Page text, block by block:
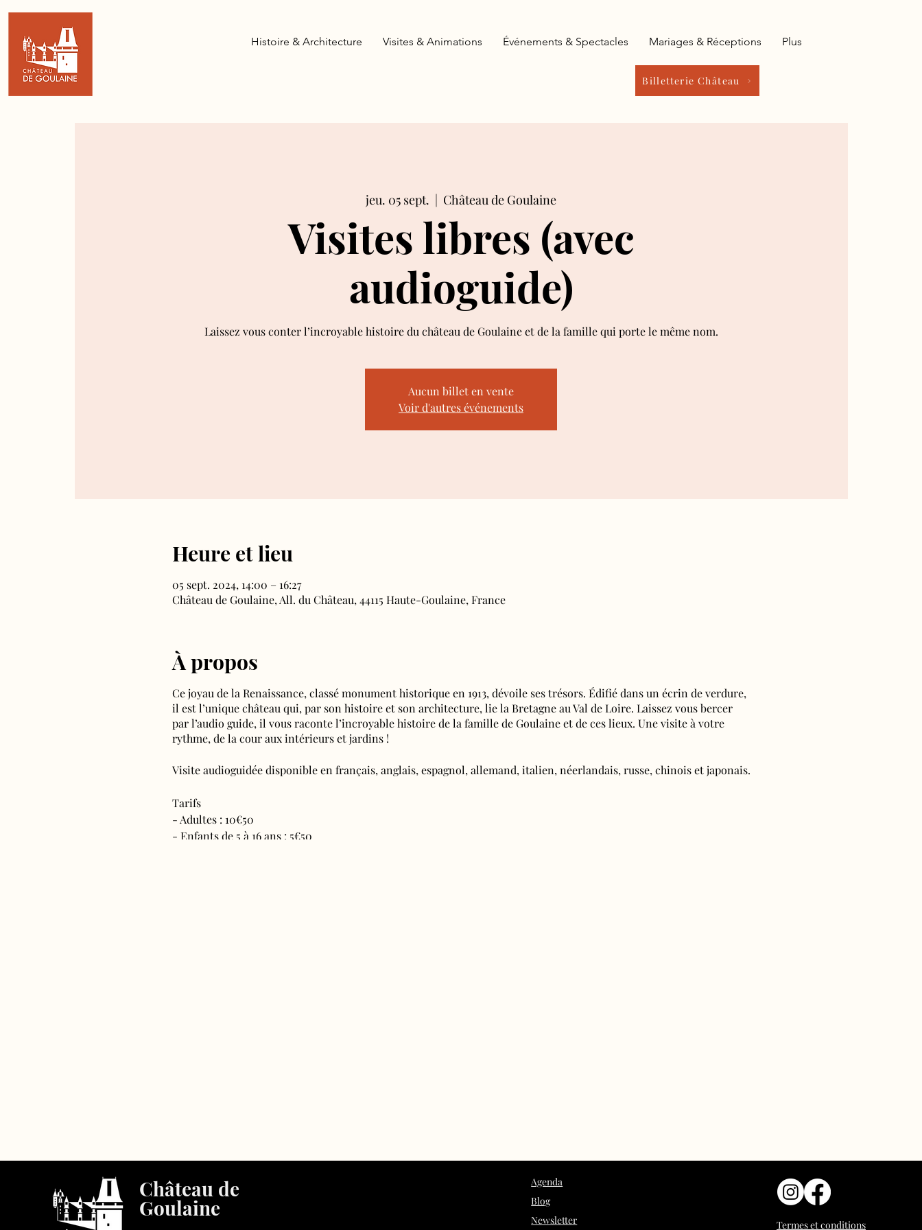
Billetterie Château
Histoire & Architecture Visites & Animations Événements & Spectacles Mariages & Réceptions Plus
jeu. 05 sept.
  |
Château de Goulaine
Visites libres (avec
audioguide)
Laissez vous conter l’incroyable histoire du château de Goulaine et de la famille qui porte le même nom.
Aucun billet en vente
Voir d'autres événements
Heure et lieu
05 sept. 2024, 14:00 – 16:27
Château de Goulaine, All. du Château, 44115 Haute-Goulaine, France
À propos
Ce joyau de la Renaissance, classé monument historique en 1913, dévoile ses trésors. Édifié dans un écrin de verdure,
il est l’unique château qui, par son histoire et son architecture, lie la Bretagne au Val de Loire. Laissez vous bercer
par l’audio guide, il vous raconte l’incroyable histoire de la famille de Goulaine et de ces lieux. Une visite à votre
rythme, de la cour aux intérieurs et jardins !
Visite audioguidée disponible en français, anglais, espagnol, allemand, italien, néerlandais, russe, chinois et japonais.
Tarifs
- Adultes : 10€50
- Enfants de 5 à 16 ans : 5€50
Château de
Goulaine
Agenda
Blog
Newsletter
Termes et conditions